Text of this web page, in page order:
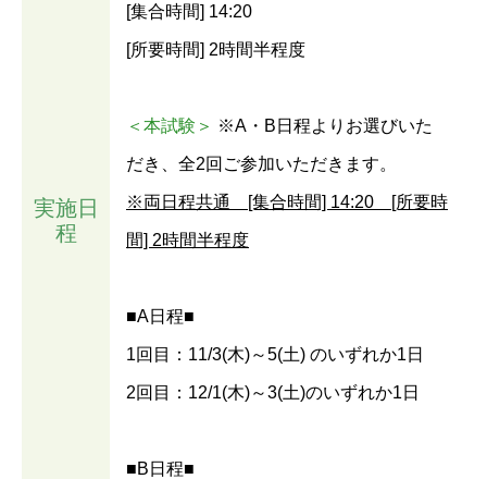
実施日
程
[集合時間] 14:20
[所要時間] 2時間半程度
＜本試験＞ ※A・B日程よりお選びいた
だき、全2回ご参加いただきます。
※両日程共通 [集合時間] 14:20 [所要時
間] 2時間半程度
■A日程■
1回目：11/3(木)～5(土) のいずれか1日
2回目：12/1(木)～3(土)のいずれか1日
■B日程■